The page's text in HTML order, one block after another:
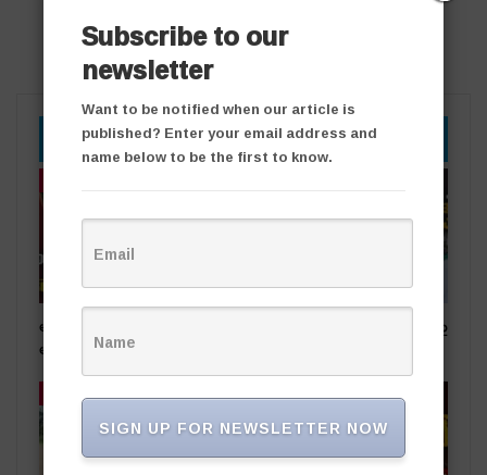
YOU MIGHT ALSO LIKE
అధికార పార్టీ స‌ర్పంచ్‌పై…
అంగ‌న్‌వాడీల ఫిర్యాదు
సీసీ రోడ్ల వివాదం.. స‌ర్పంచ్ భ‌ర్త‌పై
Subscribe to our
newsletter
Want to be notified when our article is
published? Enter your email address and
name below to be the first to know.
SIGN UP FOR NEWSLETTER NOW